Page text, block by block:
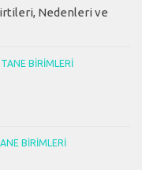
Nedenleri ve
BIRIMLERI
BIRIMLERI